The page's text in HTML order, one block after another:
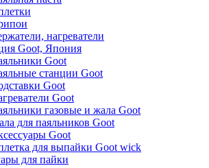
нагреватели
Goot, Япония
Goot
станции Goot
Goot
Goot
газовые и жала Goot
для паяльников Goot
Goot
для выпайки Goot wick
для пайки